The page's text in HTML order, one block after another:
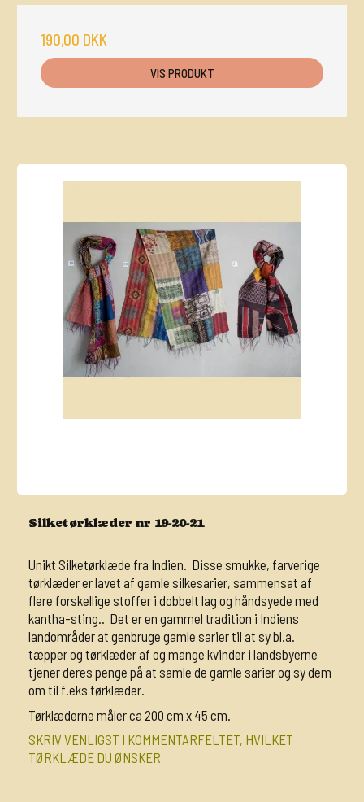
190,00 DKK
VIS PRODUKT
Silketørklæder nr 19-20-21
Unikt Silketørklæde fra Indien. Disse smukke, farverige
tørklæder er lavet af gamle silkesarier, sammensat af
flere forskellige stoffer i dobbelt lag og håndsyede med
kantha-sting.. Det er en gammel tradition i Indiens
landområder at genbruge gamle sarier til at sy bl.a.
tæpper og tørklæder af og mange kvinder i landsbyerne
tjener deres penge på at samle de gamle sarier og sy dem
om til f.eks tørklæder.
Tørklæderne måler ca 200 cm x 45 cm.
SKRIV VENLIGST I KOMMENTARFELTET, HVILKET
TØRKLÆDE DU ØNSKER